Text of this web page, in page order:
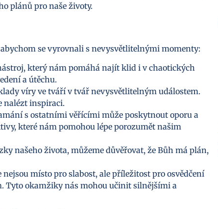
plánů pro naše životy.
se vyrovnali s nevysvětlitelnými momenty:
který nám pomáhá najít klid i v chaotických
a útěchu.
víry ve tváří v tvář nevysvětlitelným událostem.
nalézt inspiraci.
s ostatními věřícími může poskytnout oporu a
které nám pomohou lépe porozumět našim
našeho života, můžeme důvěřovat, že Bůh má plán,
místo pro slabost, ale příležitost pro osvědčení
Tyto okamžiky nás mohou učinit silnějšími a